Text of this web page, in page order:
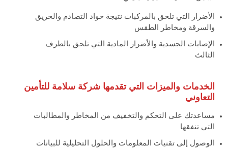
الأضرار التي تلحق بالمركبات نتيجة حواد التصادم والحريق
والسرقة ومخاطر الطقس
الإصابات الجسدية والأضرار المادية التي تلحق بالطرف
الثالث
الخدمات والميزات التي تقدمها شركة سلامة للتأمين
التعاوني
مساعدتك على التحكم والتخفيف من المخاطر والمطالبات
التي تنفقها
الوصول إلى تقنيات المعلومات والحلول التحليلية للبيانات